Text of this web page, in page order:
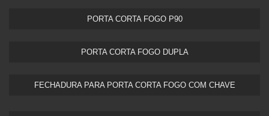
PORTA CORTA FOGO P90
PORTA CORTA FOGO DUPLA​
FECHADURA PARA PORTA CORTA FOGO COM CHAVE